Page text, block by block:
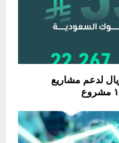
تضخ ٥٣٧ مليون ريال لدعم مشاريع